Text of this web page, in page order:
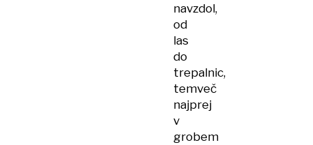
navzdol,
od
las
do
trepalnic,
temveč
najprej
v
grobem